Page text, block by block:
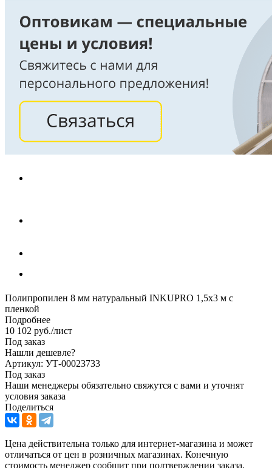
Полипропилен 8 мм натуральный INKUPRO 1,5х3 м с
пленкой
Подробнее
10 102 руб./лист
Под заказ
Нашли дешевле?
Артикул: УТ-00023733
Под заказ
Наши менеджеры обязательно свяжутся с вами и уточнят
условия заказа
Поделиться
Цена действительна только для интернет-магазина и может
отличаться от цен в розничных магазинах. Конечную
стоимость менеджер сообщит при подтверждении заказа.